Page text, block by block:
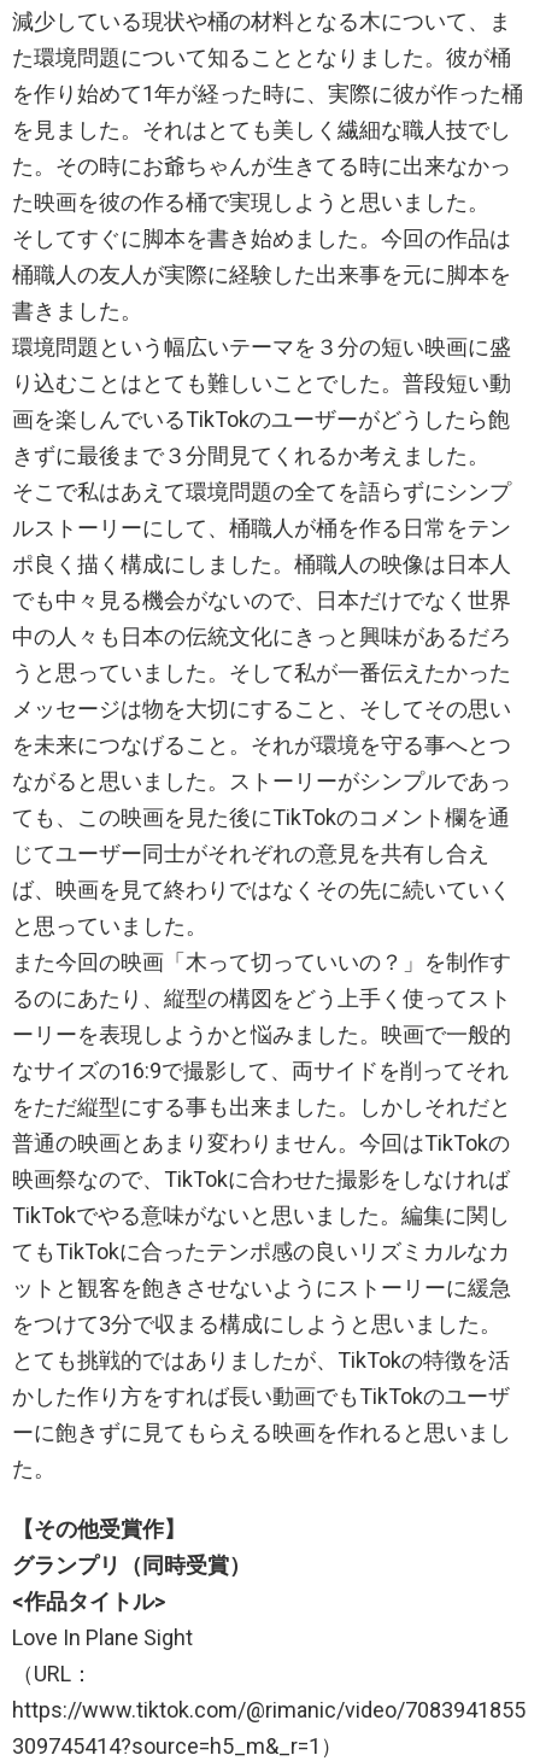
減少している現状や桶の材料となる木について、ま
た環境問題について知ることとなりました。彼が桶
を作り始めて1年が経った時に、実際に彼が作った桶
を見ました。それはとても美しく繊細な職人技でし
た。その時にお爺ちゃんが生きてる時に出来なかっ
た映画を彼の作る桶で実現しようと思いました。
そしてすぐに脚本を書き始めました。今回の作品は
桶職人の友人が実際に経験した出来事を元に脚本を
書きました。
環境問題という幅広いテーマを３分の短い映画に盛
り込むことはとても難しいことでした。普段短い動
画を楽しんでいるTikTokのユーザーがどうしたら飽
きずに最後まで３分間見てくれるか考えました。
そこで私はあえて環境問題の全てを語らずにシンプ
ルストーリーにして、桶職人が桶を作る日常をテン
ポ良く描く構成にしました。桶職人の映像は日本人
でも中々見る機会がないので、日本だけでなく世界
中の人々も日本の伝統文化にきっと興味があるだろ
うと思っていました。そして私が一番伝えたかった
メッセージは物を大切にすること、そしてその思い
を未来につなげること。それが環境を守る事へとつ
ながると思いました。ストーリーがシンプルであっ
ても、この映画を見た後にTikTokのコメント欄を通
じてユーザー同士がそれぞれの意見を共有し合え
ば、映画を見て終わりではなくその先に続いていく
と思っていました。
また今回の映画「木って切っていいの？」を制作す
るのにあたり、縦型の構図をどう上手く使ってスト
ーリーを表現しようかと悩みました。映画で一般的
なサイズの16:9で撮影して、両サイドを削ってそれ
をただ縦型にする事も出来ました。しかしそれだと
普通の映画とあまり変わりません。今回はTikTokの
映画祭なので、TikTokに合わせた撮影をしなければ
TikTokでやる意味がないと思いました。編集に関し
てもTikTokに合ったテンポ感の良いリズミカルなカ
ットと観客を飽きさせないようにストーリーに緩急
をつけて3分で収まる構成にしようと思いました。
とても挑戦的ではありましたが、TikTokの特徴を活
かした作り方をすれば長い動画でもTikTokのユーザ
ーに飽きずに見てもらえる映画を作れると思いまし
た。
【その他受賞作】
グランプリ（同時受賞）
<作品タイトル>
Love In Plane Sight
（URL：
https://www.tiktok.com/@rimanic/video/7083941855
309745414?source=h5_m&_r=1）